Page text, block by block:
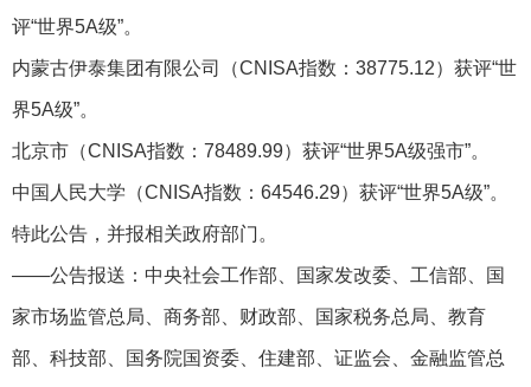
评“世界5A级”。
内蒙古伊泰集团有限公司（CNISA指数：38775.12）获评“世
界5A级”。
北京市（CNISA指数：78489.99）获评“世界5A级强市”。
中国人民大学（CNISA指数：64546.29）获评“世界5A级”。
特此公告，并报相关政府部门。
——公告报送：中央社会工作部、国家发改委、工信部、国
家市场监管总局、商务部、财政部、国家税务总局、教育
部、科技部、国务院国资委、住建部、证监会、金融监管总